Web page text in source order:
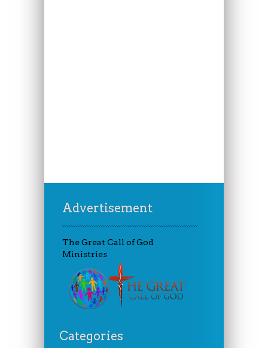
Advertisement
The Great Call of God
Ministries
Categories